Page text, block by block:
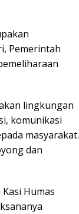
Pemerintah
lingkungan
komunikasi
masyarakat.
dan
Humas